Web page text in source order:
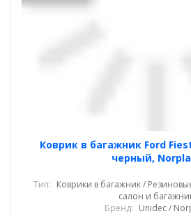
Коврик в багажник Ford
черный,
Тип: Коврики в багажник /
салон и
Бренд: Unidec /